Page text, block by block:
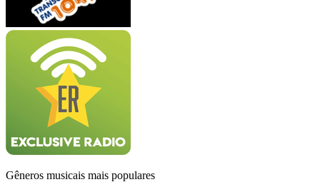
Gêneros musicais mais populares